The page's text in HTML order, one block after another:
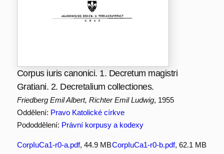
Corpus iuris canonici. 1. Decretum magistri
Gratiani. 2. Decretalium collectiones.
Friedberg Emil Albert, Richter Emil Ludwig, 1955
Oddělení: Pravo Katolické církve
Pododdělení: Právní korpusy a kodexy
CorpIuCa1-r0-a.pdf, 44.9 MBCorpIuCa1-r0-b.pdf, 62.1 MB